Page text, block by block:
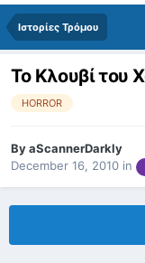
Ιστορίες Τρόμου
Το Κλουβί του
HORROR
ByaScannerDarkly
December 16, 2010 in